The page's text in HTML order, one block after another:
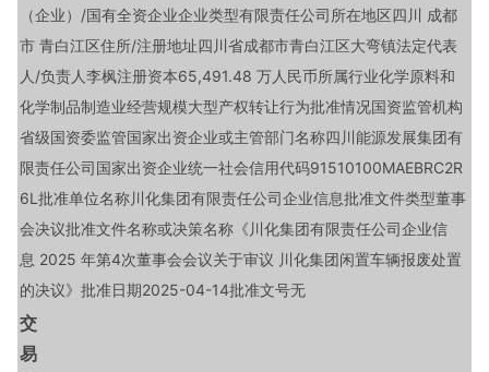
（企业）/国有全资企业企业类型有限责任公司所在地区四川 成都
市 青白江区住所/注册地址四川省成都市青白江区大弯镇法定代表
人/负责人李枫注册资本65,491.48 万人民币所属行业化学原料和
化学制品制造业经营规模大型产权转让行为批准情况国资监管机构
省级国资委监管国家出资企业或主管部门名称四川能源发展集团有
限责任公司国家出资企业统一社会信用代码91510100MAEBRC2R
6L批准单位名称川化集团有限责任公司企业信息批准文件类型董事
会决议批准文件名称或决策名称《川化集团有限责任公司企业信
息 2025 年第4次董事会会议关于审议 川化集团闲置车辆报废处置
的决议》批准日期2025-04-14批准文号无
交
易